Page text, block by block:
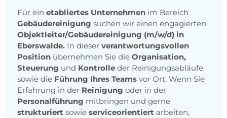
Für ein etabliertes Unternehmen im Bereich
Gebäudereinigung suchen wir einen engagierten
Objektleiter/Gebäudereinigung (m/w/d) in
Eberswalde. In dieser verantwortungsvollen
Position übernehmen Sie die Organisation,
Steuerung und Kontrolle der Reinigungsabläufe
sowie die Führung Ihres Teams vor Ort. Wenn Sie
Erfahrung in der Reinigung oder in der
Personalführung mitbringen und gerne
strukturiert sowie serviceorientiert arbeiten,